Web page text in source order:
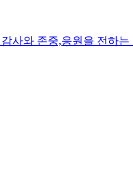
사와 존중,응원을 전하